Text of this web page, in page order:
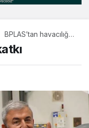
BPLAS’tan havacılığa